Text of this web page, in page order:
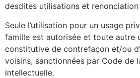
desdites utilisations et
Seule l’utilisation pour un usage
famille est autorisée et toute autre
constitutive de contrefaçon et/ou
voisins, sanctionnées par Code de
intellectuelle.